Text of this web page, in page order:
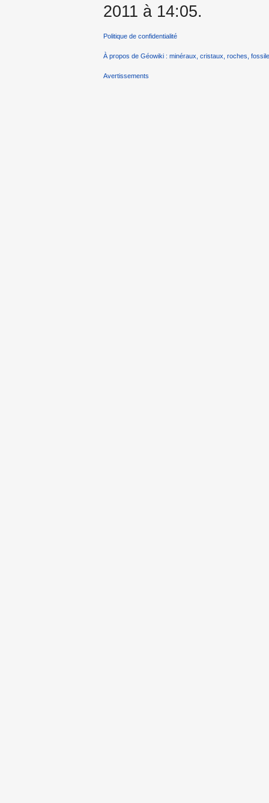
2011 à 14:05.
Politique de confidentialité
À propos de Géowiki : minéraux, cristaux, roches,
Avertissements